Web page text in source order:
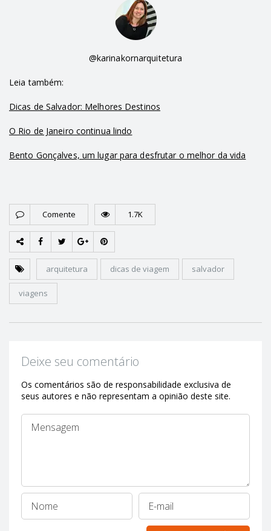
@karinakornarquitetura
Leia também:
Dicas de Salvador: Melhores Destinos
O Rio de Janeiro continua lindo
Bento Gonçalves, um lugar para desfrutar o melhor da vida
Comente 1.7K
arquitetura dicas de viagem salvador
viagens
Deixe seu comentário
Os comentários são de responsabilidade exclusiva de
seus autores e não representam a opinião deste site.